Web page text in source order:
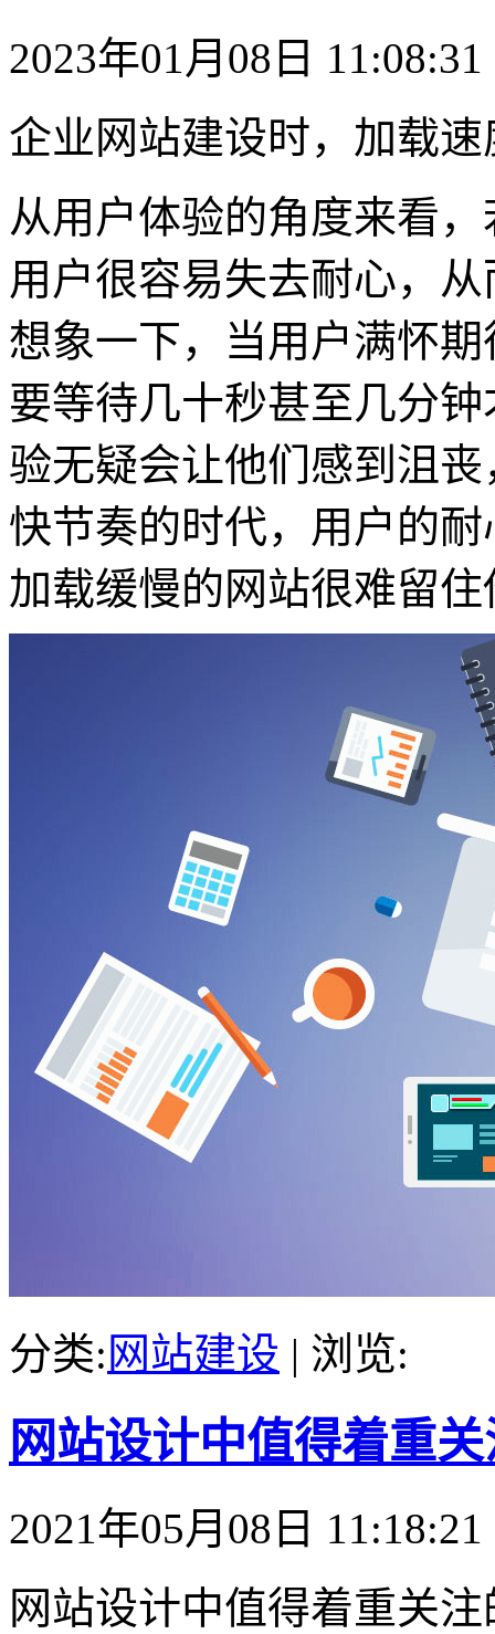
2023年01月08日 11:08:31
企业网站建设时，加载
从用户体验的角度来看
用户很容易失去耐心，
想象一下，当用户满怀
要等待几十秒甚至几分
验无疑会让他们感到沮
快节奏的时代，用户的
加载缓慢的网站很难留
分类: 网站建设 | 浏览:
网站设计中值得着重
2021年05月08日 11:18:21
网站设计中值得着重关